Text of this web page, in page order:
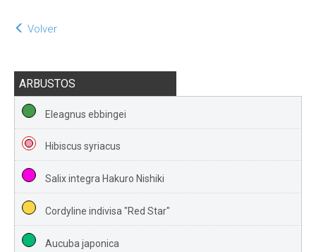
Volver
ARBUSTOS
Eleagnus ebbingei
Hibiscus syriacus
Salix integra Hakuro Nishiki
Cordyline indivisa "Red Star"
Aucuba japonica